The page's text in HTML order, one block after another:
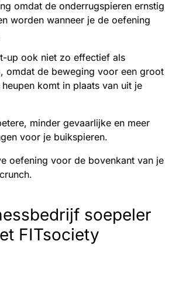
omdat de onderrugspieren ernstig
worden wanneer je de oefening
up ook niet zo effectief als
omdat de beweging voor een groot
komt in plaats van uit je
minder gevaarlijke en meer
voor je buikspieren.
oefening voor de bovenkant van je
soepeler
FITsociety